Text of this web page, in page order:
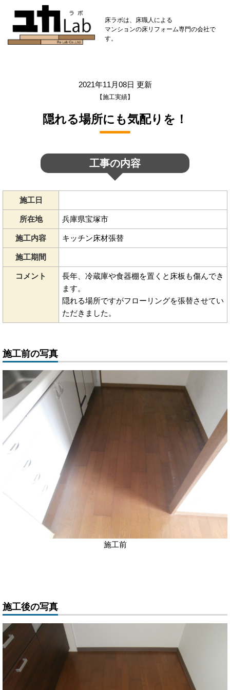
床ラボは、床職人による
マンションの床リフォーム専門の会社で
す。
2021年11月08日 更新
【施工実績】
隠れる場所にも気配りを！
工事の内容
施工日
所在地 兵庫県宝塚市
施工内容 キッチン床材張替
施工期間
コメント
長年、冷蔵庫や食器棚を置くと床板も傷んでき
ます。
隠れる場所ですがフローリングを張替させてい
ただきました。
施工前の写真
施工前
施工後の写真